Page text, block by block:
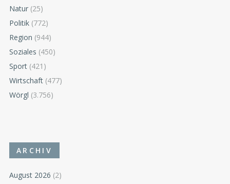
Natur (25)
Politik (772)
Region (944)
Soziales (450)
Sport (421)
Wirtschaft (477)
Wörgl (3.756)
ARCHIV
August 2026 (2)